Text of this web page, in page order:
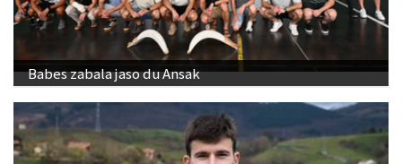
Babes zabala jaso du Ansak